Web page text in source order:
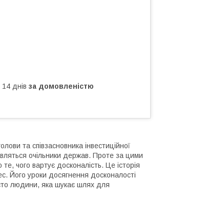
днів за домовленістю
та співзасновника інвестиційної
очільники держав. Проте за цими
чого вартує досконалість. Це історія
Його уроки досягнення досконалості
людини, яка шукає шлях для